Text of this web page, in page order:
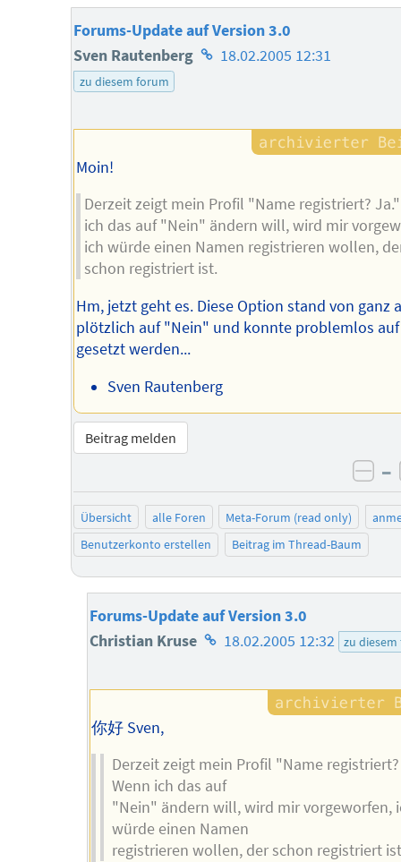
Forums-Update auf Version 3.0
Sven Rautenberg Homepage
18.02.2005 12:31
zu diesem forum
Moin!
Derzeit zeigt mein Profil "Name registriert?
ich das auf "Nein" ändern will, wird mir
ich würde einen Namen registrieren wollen,
schon registriert ist.
Hm, jetzt geht es. Diese Option stand von ganz
plötzlich auf "Nein" und konnte problemlos
gesetzt werden...
Sven Rautenberg
Beitrag melden
–
Übersicht alle Foren Meta-Forum (read only)
Benutzerkonto erstellen
Beitrag im Thread-Baum
Forums-Update auf Version 3.0
Christian Kruse Homepage
Autors
18.02.2005 12:32 zu
你好 Sven,
Derzeit zeigt mein Profil "Name
Wenn ich das auf
"Nein" ändern will, wird mir vorgeworfen,
würde einen Namen
registrieren wollen, der schon registriert